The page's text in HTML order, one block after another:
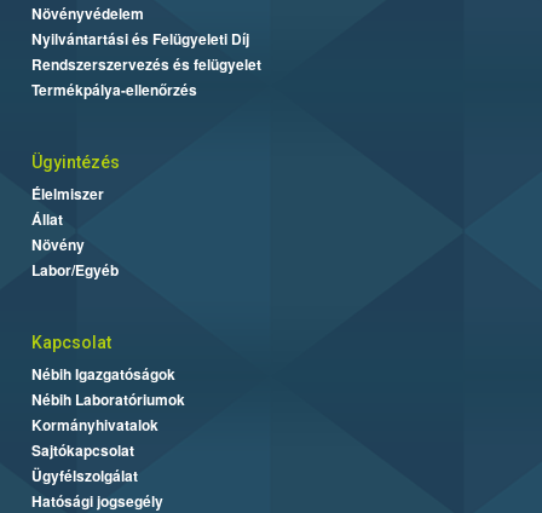
Növényvédelem
Nyilvántartási és Felügyeleti Díj
Rendszerszervezés és felügyelet
Termékpálya-ellenőrzés
Ügyintézés
Élelmiszer
Állat
Növény
Labor/Egyéb
Kapcsolat
Nébih Igazgatóságok
Nébih Laboratóriumok
Kormányhivatalok
Sajtókapcsolat
Ügyfélszolgálat
Hatósági jogsegély